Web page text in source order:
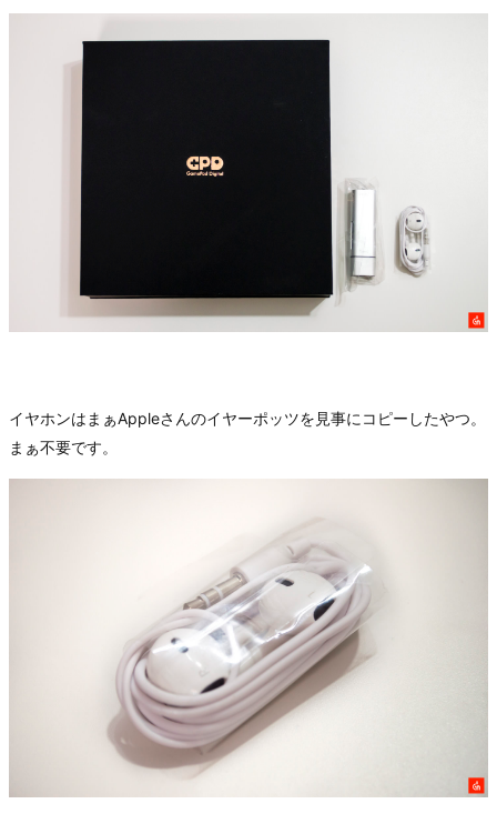
イヤホンはまぁAppleさんのイヤーポッツを見事にコピーしたやつ。
まぁ不要です。